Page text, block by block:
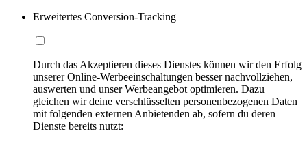
Erweitertes Conversion-Tracking
Durch das Akzeptieren dieses Dienstes können wir den Erfolg
unserer Online-Werbeeinschaltungen besser nachvollziehen,
auswerten und unser Werbeangebot optimieren. Dazu
gleichen wir deine verschlüsselten personenbezogenen Daten
mit folgenden externen Anbietenden ab, sofern du deren
Dienste bereits nutzt: